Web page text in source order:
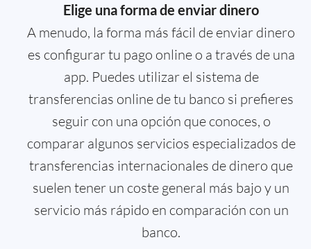
Elige una forma de enviar dinero
A menudo, la forma más fácil de enviar dinero
es configurar tu pago online o a través de una
app. Puedes utilizar el sistema de
transferencias online de tu banco si prefieres
seguir con una opción que conoces, o
comparar algunos servicios especializados de
transferencias internacionales de dinero que
suelen tener un coste general más bajo y un
servicio más rápido en comparación con un
banco.